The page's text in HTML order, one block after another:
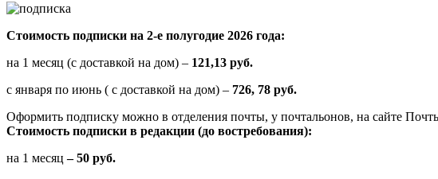
Стоимость подписки на 2-е полугодие 2026 года:
на 1 месяц (с доставкой на дом) – 121,13 руб.
с января по июнь ( с доставкой на дом) – 726, 78 руб.
Оформить подписку можно в отделения почты, у почтальонов, на сайте
Стоимость подписки в редакции (до востребования):
на 1 месяц – 50 руб.